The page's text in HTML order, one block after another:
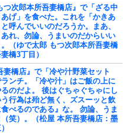
つ次郎本所吾妻橋店』で「ざる中
げ」を食べた。これを「かきあ
呼んでいいのだろうか。まあ、
れ、勿論、うまいのだからいい
（ゆで太郎 もつ次郎本所吾妻橋
橋3丁目）
妻橋店』で「冷や汁野菜セット
ランチ。「冷や汁」はご飯の上に
のだよ。 後はぐちゃぐちゃにし
行為は殆ど無く、ズスーッと飲
べるのである』な。 勿論、うま
笑）。（松屋 本所吾妻橋店：墨